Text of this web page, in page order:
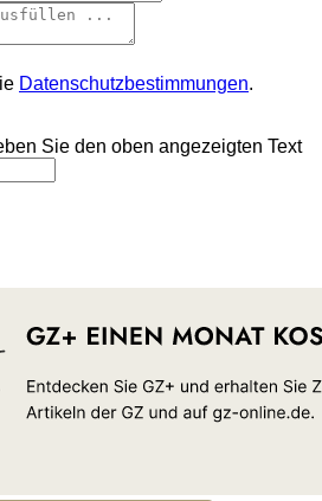
Datenschutzbestimmungen.
Sie den oben angezeigten Text